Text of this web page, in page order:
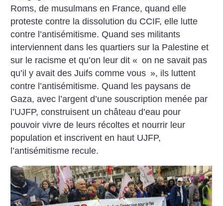
Roms, de musulmans en France, quand elle
proteste contre la dissolution du CCIF, elle lutte
contre l’antisémitisme. Quand ses militants
interviennent dans les quartiers sur la Palestine et
sur le racisme et qu’on leur dit « on ne savait pas
qu’il y avait des Juifs comme vous », ils luttent
contre l’antisémitisme. Quand les paysans de
Gaza, avec l’argent d’une souscription menée par
l’UJFP, construisent un château d’eau pour
pouvoir vivre de leurs récoltes et nourrir leur
population et inscrivent en haut UJFP,
l’antisémitisme recule.